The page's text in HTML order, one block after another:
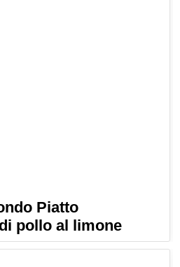
Piatto
pollo al limone